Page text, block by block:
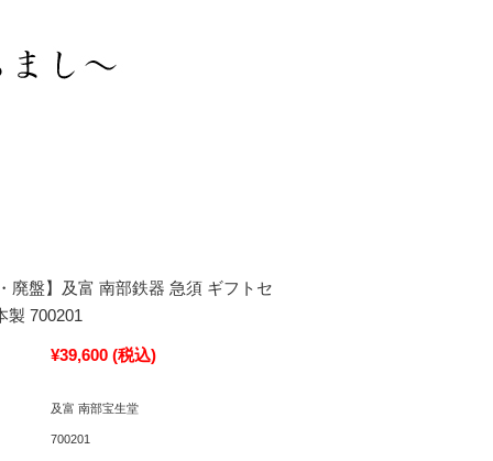
廃盤】及富 南部鉄器 急須 ギフトセ
製 700201
¥39,600 (税込)
及富 南部宝生堂
700201